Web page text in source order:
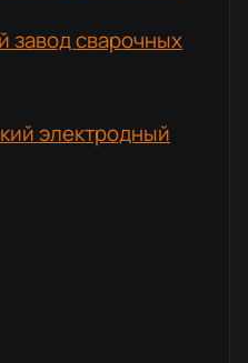
завод сварочных
электродный